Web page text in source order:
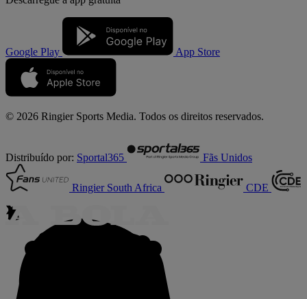
Google Play App Store
© 2026 Ringier Sports Media. Todos os direitos reservados.
Distribuído por: Sportal365 Fãs Unidos
Ringier South Africa CDE